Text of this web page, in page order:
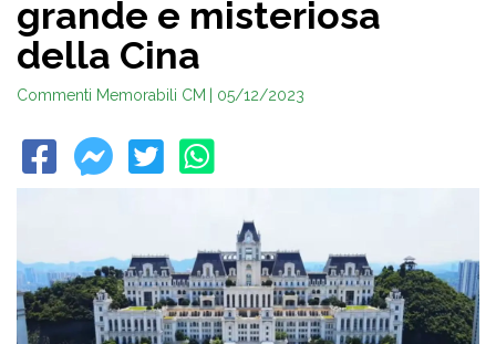
grande e misteriosa
della Cina
Commenti Memorabili CM | 05/12/2023